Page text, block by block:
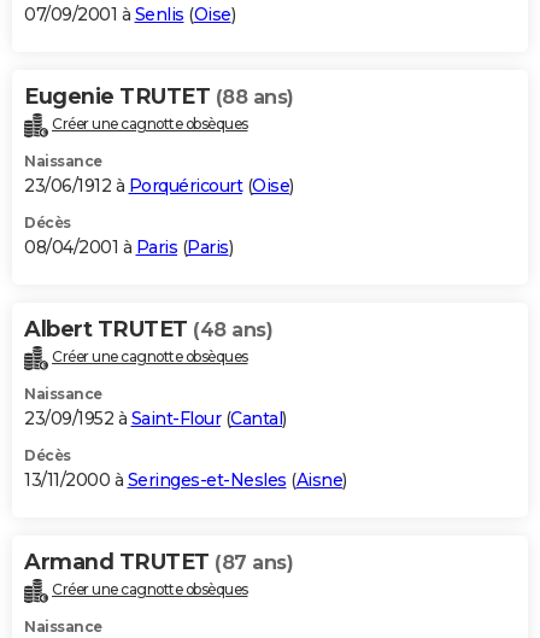
07/09/2001 à Senlis (Oise)
Eugenie TRUTET (88 ans)
Créer une cagnotte obsèques
Naissance
23/06/1912 à Porquéricourt(Oise)
Décès
08/04/2001 à Paris (Paris)
Albert TRUTET (48 ans)
Créer une cagnotte obsèques
Naissance
23/09/1952 à Saint-Flour(Cantal)
Décès
13/11/2000 à Seringes-et-Nesles (Aisne)
Armand TRUTET (87 ans)
Créer une cagnotte obsèques
Naissance